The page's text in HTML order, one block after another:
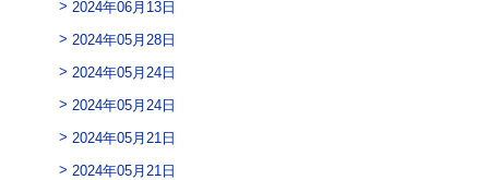
2024年06月13日
2024年05月28日
2024年05月24日
2024年05月24日
2024年05月21日
2024年05月21日